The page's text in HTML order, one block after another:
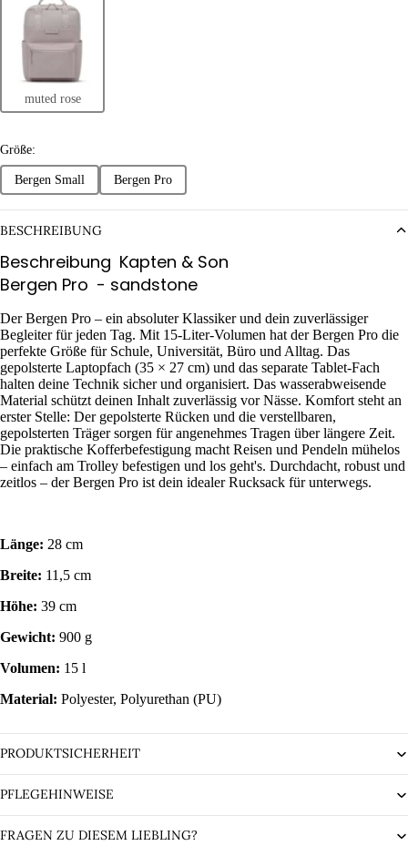
muted rose
Größe:
Bergen Small Bergen Pro
BESCHREIBUNG
Beschreibung Kapten & Son
Bergen Pro - sandstone
Der Bergen Pro – ein absoluter Klassiker und dein zuverlässiger
Begleiter für jeden Tag. Mit 15-Liter-Volumen hat der Bergen Pro die
perfekte Größe für Schule, Universität, Büro und Alltag. Das
gepolsterte Laptopfach (35 × 27 cm) und das separate Tablet-Fach
halten deine Technik sicher und organisiert. Das wasserabweisende
Material schützt deinen Inhalt zuverlässig vor Nässe. Komfort steht an
erster Stelle: Der gepolsterte Rücken und die verstellbaren,
gepolsterten Träger sorgen für angenehmes Tragen über längere Zeit.
Die praktische Kofferbefestigung macht Reisen und Pendeln mühelos
– einfach am Trolley befestigen und los geht's. Durchdacht, robust und
zeitlos – der Bergen Pro ist dein idealer Rucksack für unterwegs.
Länge: 28 cm
Breite: 11,5 cm
Höhe: 39 cm
Gewicht: 900 g
Volumen: 15 l
Material: Polyester, Polyurethan (PU)
PRODUKTSICHERHEIT
PFLEGEHINWEISE
FRAGEN ZU DIESEM LIEBLING?